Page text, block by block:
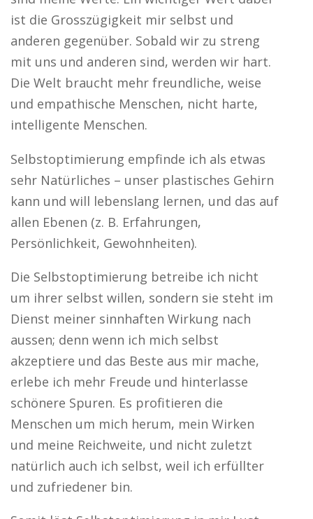
ist die Grosszügigkeit mir selbst und
anderen gegenüber. Sobald wir zu streng
mit uns und anderen sind, werden wir hart.
Die Welt braucht mehr freundliche, weise
und empathische Menschen, nicht harte,
intelligente Menschen.
Selbstoptimierung empfinde ich als etwas
sehr Natürliches – unser plastisches Gehirn
kann und will lebenslang lernen, und das auf
allen Ebenen (z. B. Erfahrungen,
Persönlichkeit, Gewohnheiten).
Die Selbstoptimierung betreibe ich nicht
um ihrer selbst willen, sondern sie steht im
Dienst meiner sinnhaften Wirkung nach
aussen; denn wenn ich mich selbst
akzeptiere und das Beste aus mir mache,
erlebe ich mehr Freude und hinterlasse
schönere Spuren. Es profitieren die
Menschen um mich herum, mein Wirken
und meine Reichweite, und nicht zuletzt
natürlich auch ich selbst, weil ich erfüllter
und zufriedener bin.